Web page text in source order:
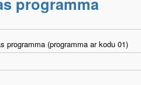
programma (programma ar kodu 01)